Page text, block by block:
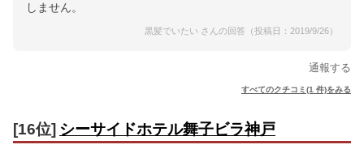
しません。
黒髪でいたい さんの回答（投稿日：2019/9/26）
通報する
すべてのクチコミ(1 件)をみる
[16位] シーサイドホテル舞子ビラ神戸